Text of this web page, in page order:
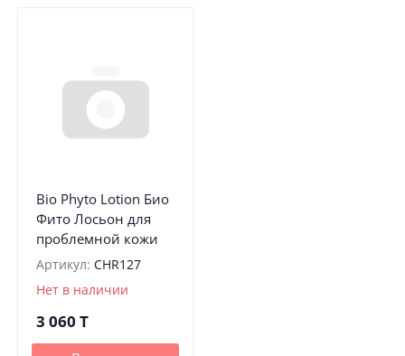
Bio Phyto Lotion Био
Фито Лосьон для
проблемной кожи
Артикул: CHR127
Нет в наличии
3 060 T